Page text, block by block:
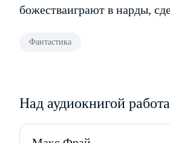
божестваиграют в нарды,
Фантастика
Над аудиокнигой